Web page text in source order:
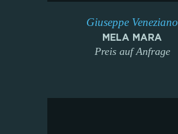
Giuseppe Veneziano
MELA MARA
Preis auf Anfrage